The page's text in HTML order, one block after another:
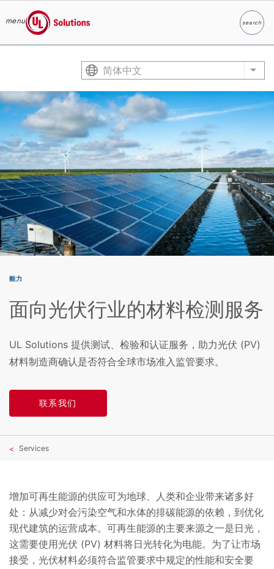
menu
UL Solutions
searchSearch
简体中文 List
能力
面向光伏行业的材料检测服务
UL Solutions 提供测试、检验和认证服务，助力光伏 (PV)
材料制造商确认是否符合全球市场准入监管要求。
联系我们
Services
增加可再生能源的供应可为地球、人类和企业带来诸多好
处：从减少对会污染空气和水体的排碳能源的依赖，到优化
现代建筑的运营成本。可再生能源的主要来源之一是日光，
这需要使用光伏 (PV) 材料将日光转化为电能。为了让市场
接受，光伏材料必须符合监管要求中规定的性能和安全要